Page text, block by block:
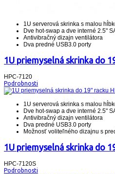
1U serverová skrinka s malou
Dve hot-swap a dve interné 2.5"
Antivibračný dizajn ventilátora
Dva predné USB3.0 porty
1U priemyselná skrinka do
HPC-7120
Podrobnosti
1U serverová skrinka s malou
Dve hot-swap a dve interné 2.5"
Antivibračný dizajn ventilátora
Dva predné USB3.0 porty
Možnosť voliteľného dizajnu s
1U priemyselná skrinka do
HPC-7120S
Podrobnosti